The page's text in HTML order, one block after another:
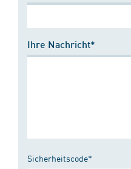
Ihre Nachricht*
Sicherheitscode*